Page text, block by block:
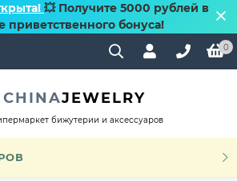
💥 Получите 5000 рублей в
приветственного бонуса!
0
CHINAJEWELRY
бижутерии и аксессуаров